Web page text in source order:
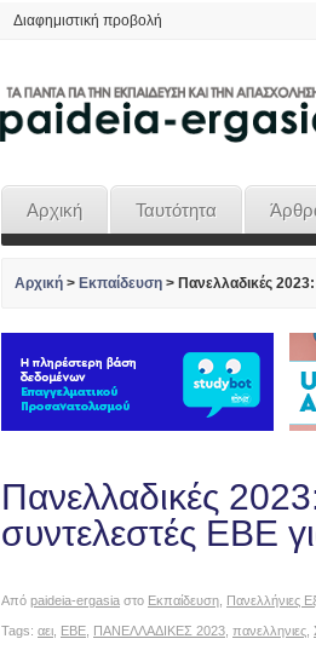
Διαφημιστική προβολή
Αρχική Ταυτότητα
Αρχική > Εκπαίδευση > Πανελλαδικές
Πανελλαδικές
συντελεστές ΕΒΕ
Από paideia-ergasia στο Εκπαίδευση Πανελλήνιες
Tags: αει ΕΒΕ ΠΑΝΕΛΛΑΔΙΚΕΣ 2023 πανελληνιες